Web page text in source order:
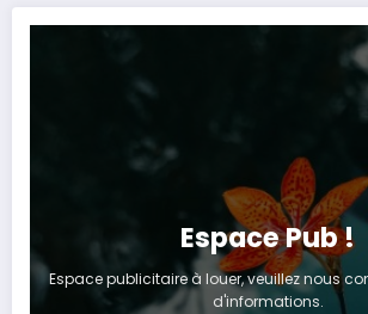
Espace Pub !
Espace publicitaire à louer, veuillez nous
d'informations.